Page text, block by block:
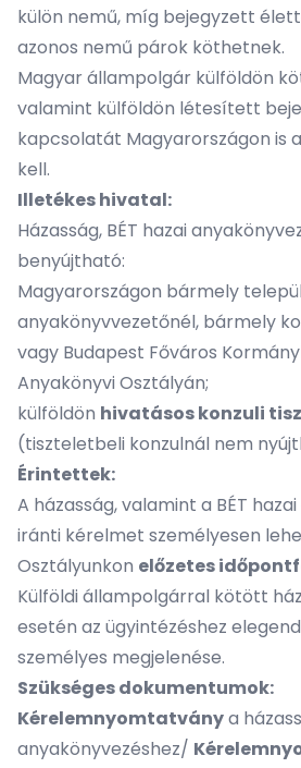
külön nemű, míg bejegyzett
azonos nemű párok köthetnek.
Magyar állampolgár külföldön
valamint külföldön létesített
kapcsolatát Magyarországon is
kell.
Illetékes hivatal:
Házasság, BÉT hazai
benyújtható:
Magyarországon bármely
anyakönyvvezetőnél, bármely
vagy Budapest Főváros
Anyakönyvi Osztályán;
külföldön hivatásos konzuli
(tiszteletbeli konzulnál nem
Érintettek:
A házasság, valamint a BÉT
iránti kérelmet személyesen
Osztályunkon előzetes
Külföldi állampolgárral kötött
esetén az ügyintézéshez
személyes megjelenése.
Szükséges dokumentumok:
Kérelemnyomtatványa
anyakönyvezéshez/